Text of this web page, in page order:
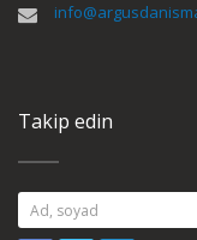
Takip edin